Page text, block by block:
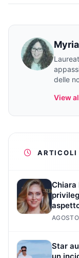
delle
View
ARTICOLI
Chiara
Star